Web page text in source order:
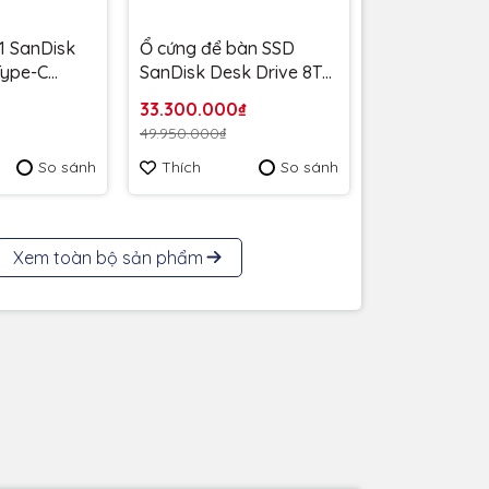
SanDisk
C
G46 -
So sánh
Ổ cứng để bàn SSD
SanDisk Desk Drive 8TB
1000MB/s SDSSDT40C-
8T00-A25 - Bảo Hành 3
năm
33.300.000₫
49.950.000₫
Thích
So sánh
Xem toàn bộ sản phẩm